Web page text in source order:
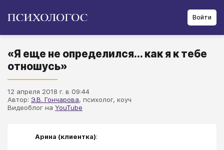
Войти
«Я еще не определился... как я к тебе
отношусь»
12 апреля 2018 г. в 09:44
Автор: Э.В. Гончарова, психолог, коуч
Видеоблог на YouTube
Арина (клиентка):